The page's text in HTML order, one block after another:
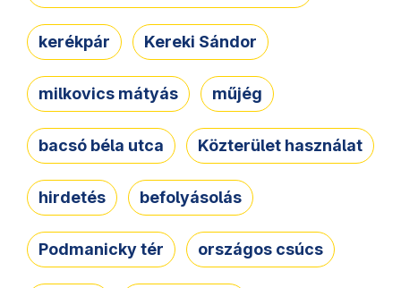
kerékpár Kereki Sándor
milkovics mátyás műjég
bacsó béla utca Közterület használat
hirdetés befolyásolás
Podmanicky tér országos csúcs